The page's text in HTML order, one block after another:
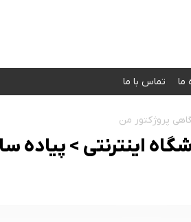
ما تماس با ما
پروژکتور من
اینترنتی >